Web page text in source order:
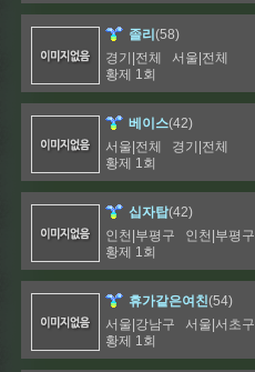
졸리 (58)
경기|전체 서울|전체
황제 1회
베이스(42)
서울|전체 경기|전체
황제 1회
십자탑(42)
인천|부평구 인천|부평구
황제 1회
휴가같은여친(54)
서울|강남구 서울|서초구
황제 1회